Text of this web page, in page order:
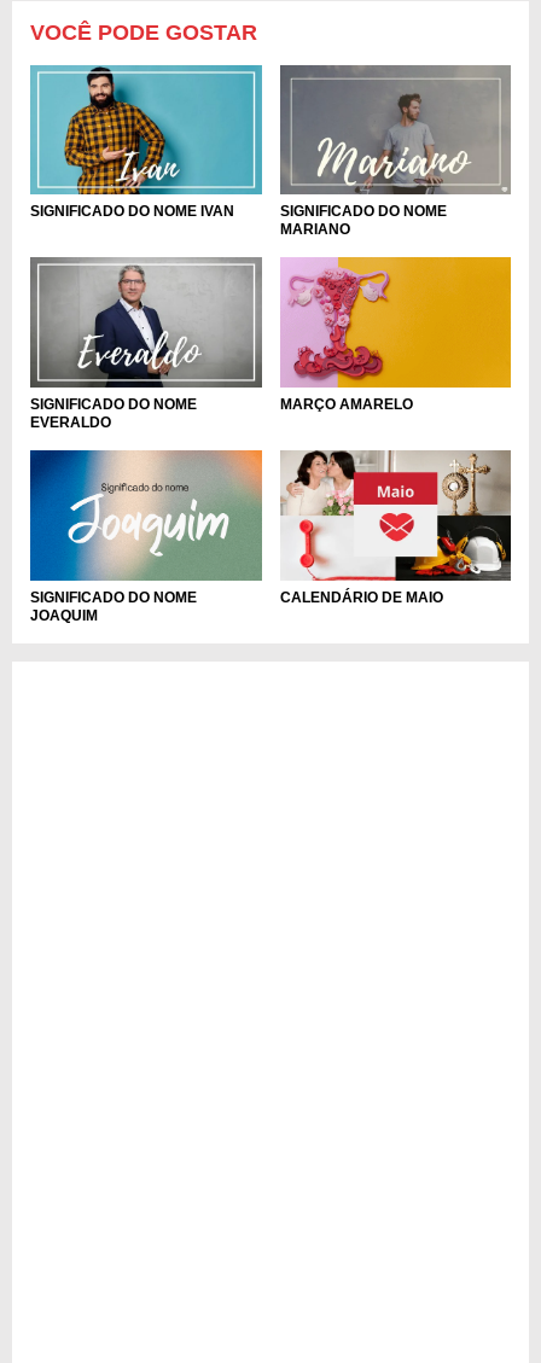
VOCÊ PODE GOSTAR
SIGNIFICADO DO NOME IVAN
SIGNIFICADO DO NOME
MARIANO
SIGNIFICADO DO NOME
EVERALDO
MARÇO AMARELO
SIGNIFICADO DO NOME
JOAQUIM
CALENDÁRIO DE MAIO